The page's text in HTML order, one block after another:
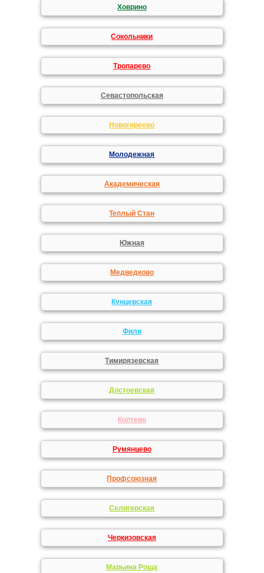
Ховрино
Сокольники
Тропарево
Севастопольская
Новогиреево
Молодежная
Академическая
Теплый Стан
Южная
Медведково
Кунцевская
Фили
Тимирязевская
Достоевская
Коптево
Румянцево
Профсоюзная
Селигерская
Черкизовская
Марьина Роща